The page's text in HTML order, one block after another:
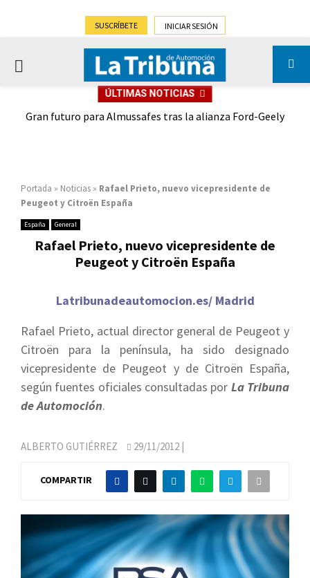
SUSCRÍBETE INICIAR SESIÓN
PRIMARY
ÚLTIMAS NOTICIAS
Gran futuro para Almussafes tras la alianza Ford-Geely
Portada » Noticias » Rafael Prieto, nuevo vicepresidente de
Peugeot y Citroën España
España General
Rafael Prieto, nuevo vicepresidente de
Peugeot y Citroën España
Latribunadeautomocion.es/ Madrid
Rafael Prieto, actual director general de Peugeot y
Citroën para la península, ha sido designado
vicepresidente de Peugeot y de Citroën España,
según fuentes oficiales consultadas por La Tribuna
de Automoción.
ALBERTO GUTIÉRREZ 29/11/2012 |
COMPARTIR